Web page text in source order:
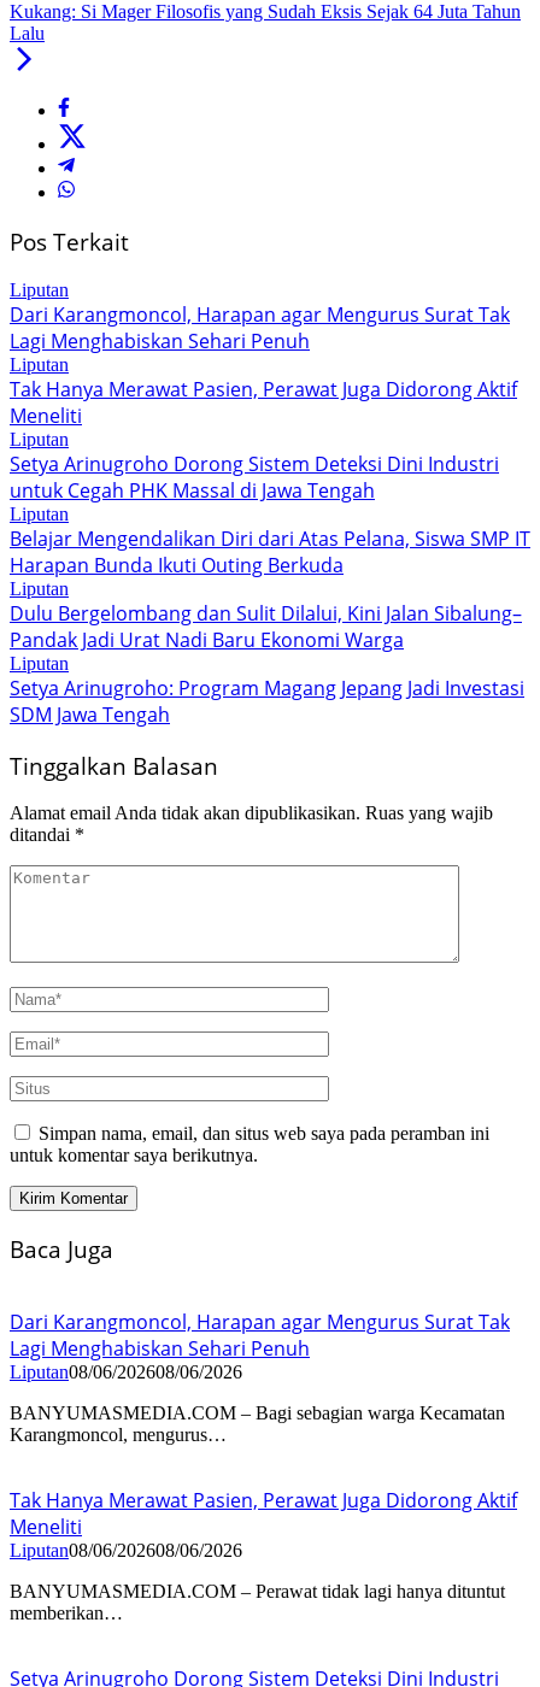
Kukang: Si Mager Filosofis yang Sudah Eksis Sejak 64 Juta Tahun
Lalu
Pos Terkait
Liputan
Dari Karangmoncol, Harapan agar Mengurus Surat Tak
Lagi Menghabiskan Sehari Penuh
Liputan
Tak Hanya Merawat Pasien, Perawat Juga Didorong Aktif
Meneliti
Liputan
Setya Arinugroho Dorong Sistem Deteksi Dini Industri
untuk Cegah PHK Massal di Jawa Tengah
Liputan
Belajar Mengendalikan Diri dari Atas Pelana, Siswa SMP IT
Harapan Bunda Ikuti Outing Berkuda
Liputan
Dulu Bergelombang dan Sulit Dilalui, Kini Jalan Sibalung–
Pandak Jadi Urat Nadi Baru Ekonomi Warga
Liputan
Setya Arinugroho: Program Magang Jepang Jadi Investasi
SDM Jawa Tengah
Tinggalkan Balasan
Alamat email Anda tidak akan dipublikasikan. Ruas yang wajib
ditandai *
Simpan nama, email, dan situs web saya pada peramban ini
untuk komentar saya berikutnya.
Baca Juga
Dari Karangmoncol, Harapan agar Mengurus Surat Tak
Lagi Menghabiskan Sehari Penuh
Liputan08/06/202608/06/2026
BANYUMASMEDIA.COM – Bagi sebagian warga Kecamatan
Karangmoncol, mengurus…
Tak Hanya Merawat Pasien, Perawat Juga Didorong Aktif
Meneliti
Liputan08/06/202608/06/2026
BANYUMASMEDIA.COM – Perawat tidak lagi hanya dituntut
memberikan…
Setya Arinugroho Dorong Sistem Deteksi Dini Industri